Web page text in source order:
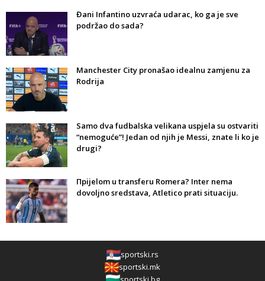
Đani Infantino uzvraća udarac, ko ga je sve
podržao do sada?
Manchester City pronašao idealnu zamjenu za
Rodrija
Samo dva fudbalska velikana uspjela su ostvariti
“nemoguće”! Jedan od njih je Messi, znate li ko je
drugi?
Прijelom u transferu Romera? Inter nema
dovoljno sredstava, Atletico prati situaciju.
sportski.rs
sportski.mk